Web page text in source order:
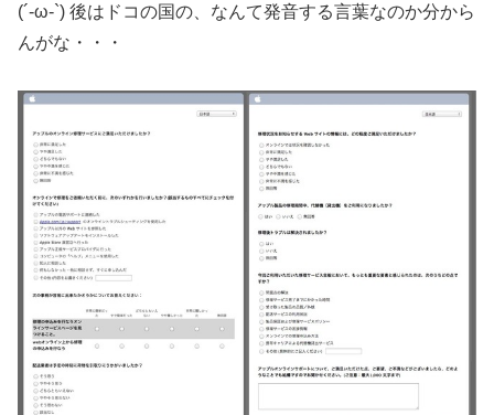
(´-ω-`) 後はドコの国の、なんて発音する言葉なのか分から
んがな・・・